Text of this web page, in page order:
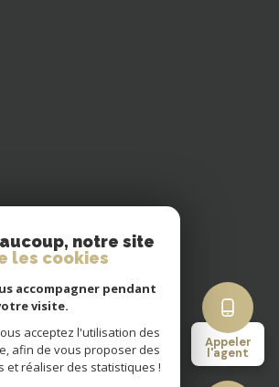
Appeler
l'agent
notre site
les cookies
accompagner pendant
visite.
acceptez l'utilisation des
afin de vous proposer des
et réaliser des statistiques !